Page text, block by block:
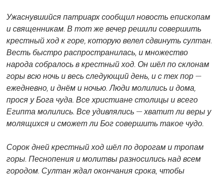
Ужаснувшийся патриарх сообщил новость епископам
и священникам. В тот же вечер решили совершить
крестный ход к горе, которую велел сдвинуть султан.
Весть быстро распространилась, и множество
народа собралось в крестный ход. Он шёл по склонам
горы всю ночь и весь следующий день, и с тех пор —
ежедневно, и днём и ночью. Люди молились и дома,
прося у Бога чуда. Все христиане столицы и всего
Египта молились. Все удивлялись — хватит ли веры у
молящихся и сможет ли Бог совершить такое чудо.
Сорок дней крестный ход шёл по дорогам и тропам
горы. Песнопения и молитвы разносились над всем
городом. Султан ждал окончания срока, чтобы